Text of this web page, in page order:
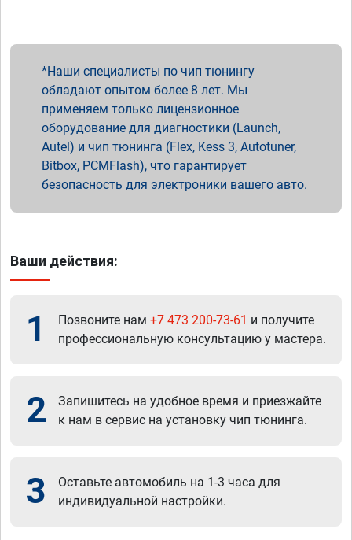
Наши специалисты по чип тюнингу
обладают опытом более 8 лет. Мы
применяем только лицензионное
оборудование для диагностики (Launch,
Autel) и чип тюнинга (Flex, Kess 3, Autotuner,
Bitbox, PCMFlash), что гарантирует
безопасность для электроники вашего авто.
Ваши действия:
1 Позвоните нам +7 473 200-73-61 и получите
профессиональную консультацию у мастера.
2
Запишитесь на удобное время и приезжайте
к нам в сервис на установку чип тюнинга.
3
Оставьте автомобиль на 1-3 часа для
индивидуальной настройки.